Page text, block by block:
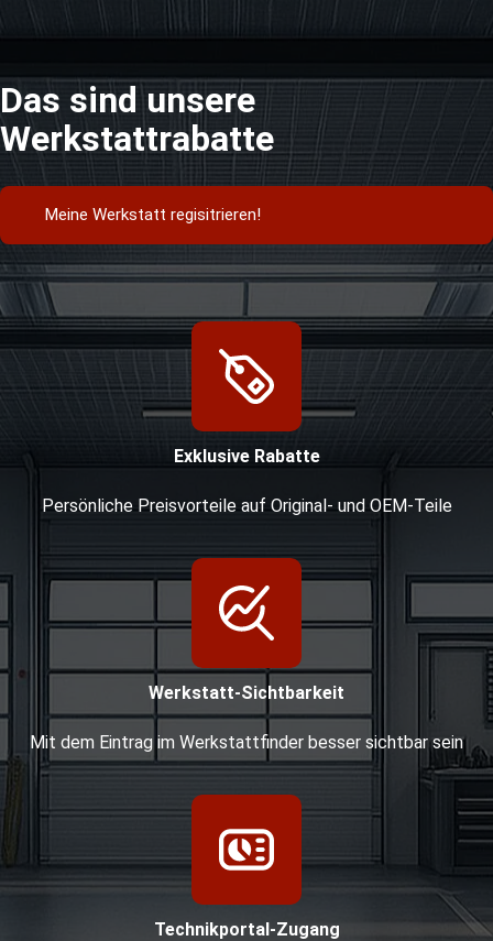
Das sind unsere
Werkstattrabatte
Meine Werkstatt regisitrieren!
Exklusive Rabatte
Persönliche Preisvorteile auf Original- und OEM-Teile
Werkstatt-Sichtbarkeit
Mit dem Eintrag im Werkstattfinder besser sichtbar sein
Technikportal-Zugang